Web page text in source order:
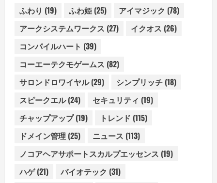
ふわり (19) ふわ姫 (25) アイマジック (78)
アークシステムワークス (27) イクオス (26)
コンパイルハート (39)
コーエーテクモゲームス (82)
サロンドロワイヤル(29) シンプリッチ (18)
スピークエル(24) セキュリティ (19)
チャップアップ(19) トレンド (115)
ドメイン管理 (25) ニュース (113)
ノコアヘアサポートスカルプエッセンス (19)
ハゲ(21) バイオテック (31)